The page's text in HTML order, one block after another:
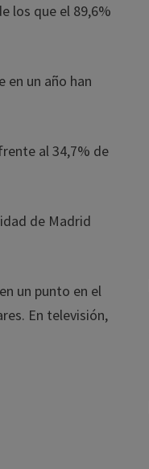
los que el 89,6%
en un año han
al 34,7% de
de Madrid
un punto en el
En televisión,